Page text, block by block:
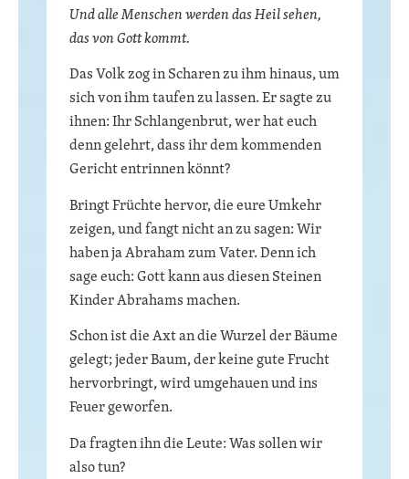
Und alle Menschen werden das Heil sehen,
das von Gott kommt.
Das Volk zog in Scharen zu ihm hinaus, um
sich von ihm taufen zu lassen. Er sagte zu
ihnen: Ihr Schlangenbrut, wer hat euch
denn gelehrt, dass ihr dem kommenden
Gericht entrinnen könnt?
Bringt Früchte hervor, die eure Umkehr
zeigen, und fangt nicht an zu sagen: Wir
haben ja Abraham zum Vater. Denn ich
sage euch: Gott kann aus diesen Steinen
Kinder Abrahams machen.
Schon ist die Axt an die Wurzel der Bäume
gelegt; jeder Baum, der keine gute Frucht
hervorbringt, wird umgehauen und ins
Feuer geworfen.
Da fragten ihn die Leute: Was sollen wir
also tun?